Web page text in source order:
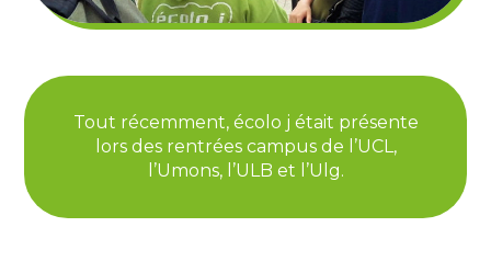
Tout récemment, écolo j était présente
lors des rentrées campus de l’UCL,
l’Umons, l’ULB et l’Ulg.